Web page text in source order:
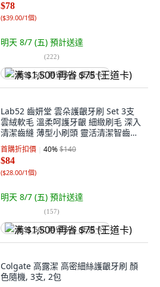
$78
($39.00/1個)
明天 8/7 (五) 預計送達
(222)
满 $1,500 再省 $75 (王道卡)
Lab52 齒妍堂 雲朵護齦牙刷 Set 3支
雲絨軟毛 溫柔呵護牙齦 細緻刷毛 深入
清潔齒縫 薄型小刷頭 靈活清潔智齒區,
1組
首購折扣價 40%$140
$84
($28.00/1個)
明天 8/7 (五) 預計送達
(157)
满 $1,500 再省 $75 (王道卡)
Colgate 高露潔 高密細絲護齦牙刷 顏
色隨機, 3支, 2包